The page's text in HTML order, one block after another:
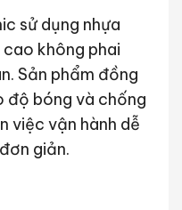
sử dụng nhựa
không phai
Sản phẩm đồng
bóng và chống
việc vận hành dễ
giản.